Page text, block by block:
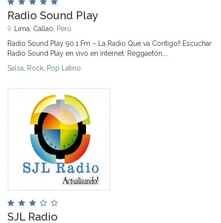
Radio Sound Play
Lima, Callao, Perú
Radio Sound Play 90.1 Fm – La Radio Que va Contigo!! Escuchar
Radio Sound Play en vivo en internet. Reggaetón,...
Salsa Rock Pop Latino
SJL Radio